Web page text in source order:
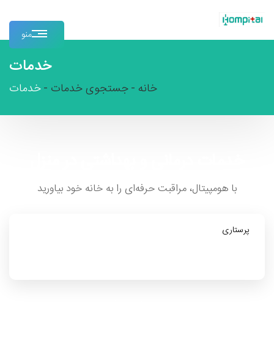
منو
خدمات
خانه -جستجوی خدمات -خدمات
با هومپیتال، مراقبت حرفه‌ای را به خانه خود بیاورید